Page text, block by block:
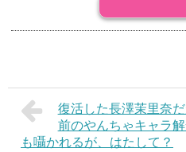
復活した長澤茉里奈
前のやんちゃキャラ
も囁かれるが、はたして？